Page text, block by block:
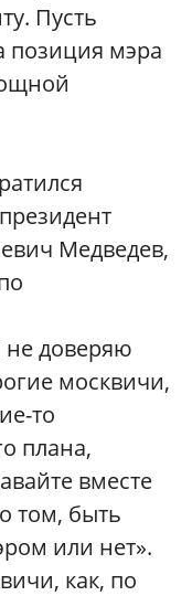
Пусть
позиция мэра
Медведев,
доверяю
москвичи,
то
плана,
вместе
том, быть
или нет».
как, по